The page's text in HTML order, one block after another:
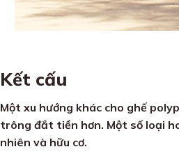
Kết cấu
Một xu hướng khác cho ghế
trông đắt tiền hơn. Một số loại
nhiên và hữu cơ.